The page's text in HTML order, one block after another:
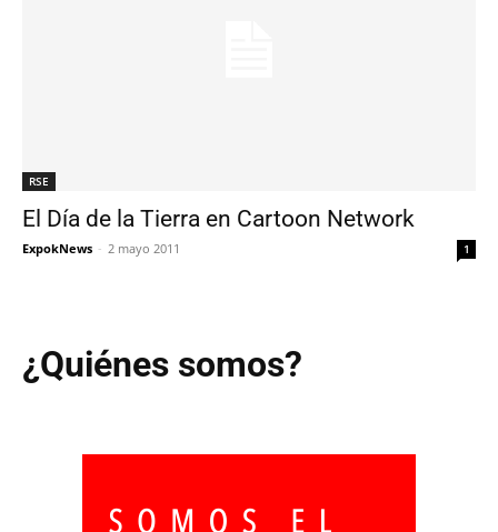
RSE
El Día de la Tierra en Cartoon Network
ExpokNews - 2 mayo 2011 1
¿Quiénes somos?